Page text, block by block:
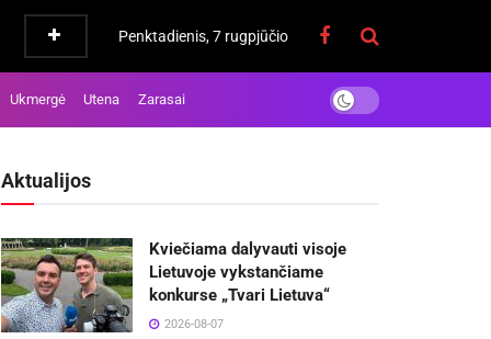
Penktadienis, 7 rugpjūčio
Ukmergė Utena Zarasai
Aktualijos
Kviečiama dalyvauti visoje
Lietuvoje vykstančiame
konkurse „Tvari Lietuva“
2026-08-07